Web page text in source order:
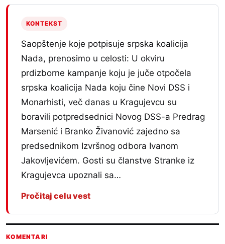
KONTEKST
Saopštenje koje potpisuje srpska koalicija
Nada, prenosimo u celosti: U okviru
prdizborne kampanje koju je juče otpočela
srpska koalicija Nada koju čine Novi DSS i
Monarhisti, več danas u Kragujevcu su
boravili potpredsednici Novog DSS-a Predrag
Marsenić i Branko Živanović zajedno sa
predsednikom Izvršnog odbora Ivanom
Jakovljevićem. Gosti su članstve Stranke iz
Kragujevca upoznali sa…
Pročitaj celu vest
KOMENTARI